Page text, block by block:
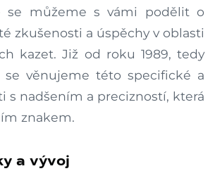
se můžeme s vámi podělit o
zkušenosti a úspěchy v oblasti
kazet. Již od roku 1989, tedy
se věnujeme této specifické a
s nadšením a precizností, která
znakem.
a vývoj